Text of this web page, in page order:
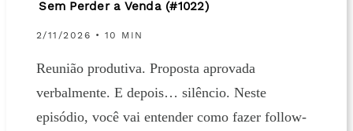
Sem Perder a Venda (#1022)
2/11/2026 • 10 MIN
Reunião produtiva. Proposta aprovada
verbalmente. E depois… silêncio. Neste
episódio, você vai entender como fazer follow-